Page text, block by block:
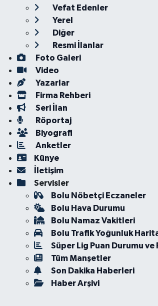
Vefat Edenler
Yerel
Diğer
Resmi İlanlar
Foto Galeri
Video
Yazarlar
Firma Rehberi
Seri İlan
Röportaj
Biyografi
Anketler
Künye
İletişim
Servisler
Bolu Nöbetçi Eczaneler
Bolu Hava Durumu
Bolu Namaz Vakitleri
Bolu Trafik Yoğunluk
Süper Lig Puan Durumu ve
Tüm Manşetler
Son Dakika Haberleri
Haber Arşivi